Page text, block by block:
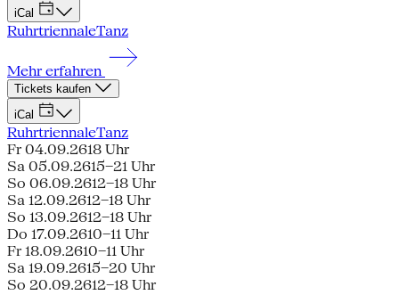
iCal
RuhrtriennaleTanz
Mehr erfahren
Tickets kaufen
iCal
RuhrtriennaleTanz
Fr 04.09.2618 Uhr
Sa 05.09.2615–21 Uhr
So 06.09.2612–18 Uhr
Sa 12.09.2612–18 Uhr
So 13.09.2612–18 Uhr
Do 17.09.2610–11 Uhr
Fr 18.09.2610–11 Uhr
Sa 19.09.2615–20 Uhr
So 20.09.2612–18 Uhr